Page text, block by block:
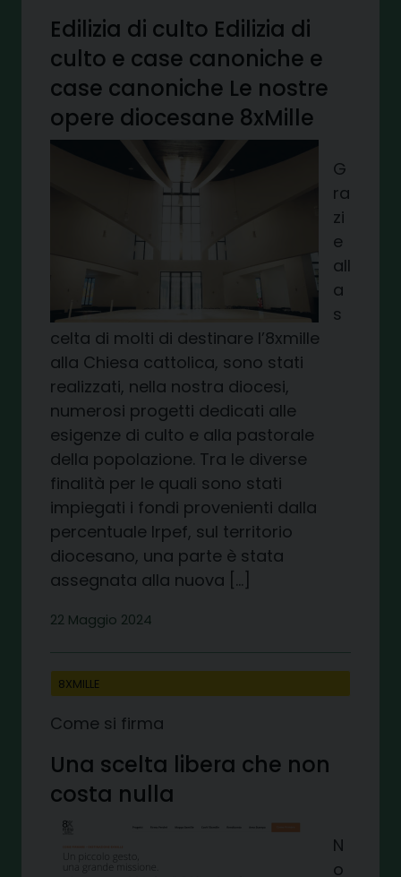
Edilizia di culto Edilizia di
culto e case canoniche e
case canoniche Le nostre
opere diocesane 8xMille
G
ra
zi
e
all
a
s
celta di molti di destinare l’8xmille
alla Chiesa cattolica, sono stati
realizzati, nella nostra diocesi,
numerosi progetti dedicati alle
esigenze di culto e alla pastorale
della popolazione. Tra le diverse
finalità per le quali sono stati
impiegati i fondi provenienti dalla
percentuale Irpef, sul territorio
diocesano, una parte è stata
assegnata alla nuova […]
22 Maggio 2024
8XMILLE
Come si firma
Una scelta libera che non
costa nulla
N
o